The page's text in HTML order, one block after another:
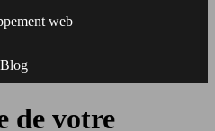
web
Blog
de votre